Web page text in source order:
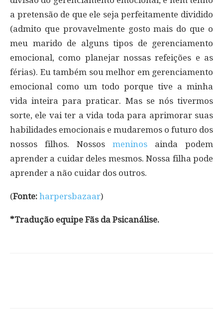
a pretensão de que ele seja perfeitamente dividido
(admito que provavelmente gosto mais do que o
meu marido de alguns tipos de gerenciamento
emocional, como planejar nossas refeições e as
férias). Eu também sou melhor em gerenciamento
emocional como um todo porque tive a minha
vida inteira para praticar. Mas se nós tivermos
sorte, ele vai ter a vida toda para aprimorar suas
habilidades emocionais e mudaremos o futuro dos
nossos filhos. Nossos meninos ainda podem
aprender a cuidar deles mesmos. Nossa filha pode
aprender a não cuidar dos outros.
(Fonte: harpersbazaar)
*Tradução equipe Fãs da Psicanálise.